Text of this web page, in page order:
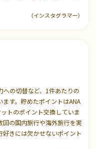
（インスタグラマー）
への切替など、1件あたりの
す。貯めたポイントはANA
トのポイント交換していま
回の国内旅行や海外旅行を実
きには欠かせないポイント